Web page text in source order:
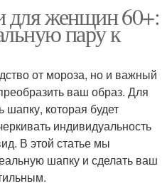
для женщин 60+:
пару к
от мороза, но и важный
ваш образ. Для
которая будет
индивидуальность
В этой статье мы
шапку и сделать ваш